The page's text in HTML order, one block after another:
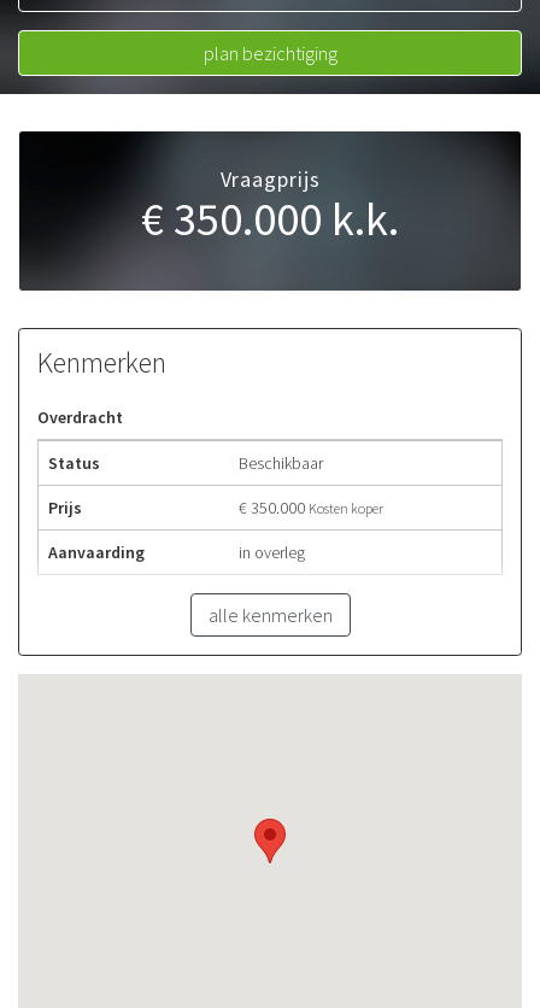
plan bezichtiging
Vraagprijs
€ 350.000 k.k.
Kenmerken
Overdracht
Status Beschikbaar
Prijs € 350.000 Kosten koper
Aanvaarding in overleg
alle kenmerken